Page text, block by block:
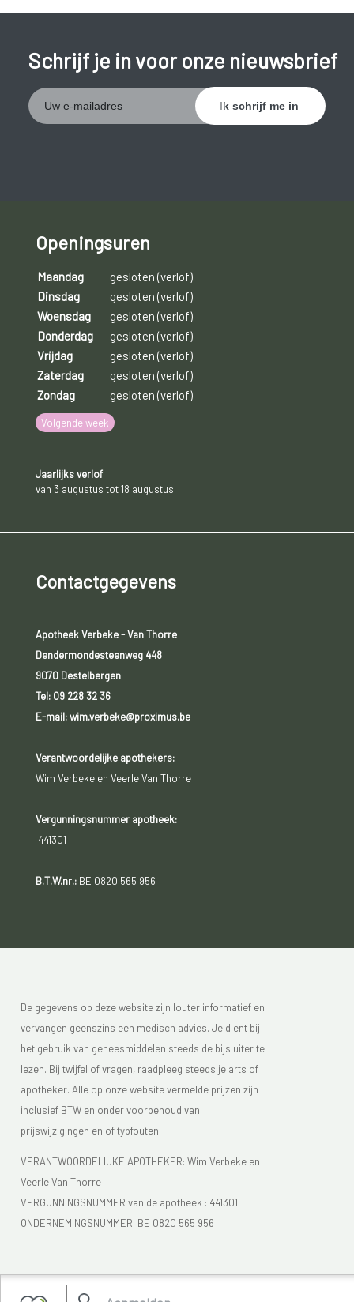
Schrijf je in voor onze nieuwsbrief
Openingsuren
Maandag
gesloten (verlof)
Dinsdag
gesloten (verlof)
Woensdag
gesloten (verlof)
Donderdag
gesloten (verlof)
Vrijdag
gesloten (verlof)
Zaterdag
gesloten (verlof)
Zondag
gesloten (verlof)
Volgende week
Jaarlijks verlof
van 3 augustus tot 18 augustus
Contactgegevens
Apotheek Verbeke - Van Thorre
Dendermondesteenweg 448
9070 Destelbergen
Tel: 09 228 32 36
E-mail: wim.verbeke@proximus.be
Verantwoordelijke apothekers:
Wim Verbeke en Veerle Van Thorre
Vergunningsnummer apotheek:
441301
B.T.W.nr.:BE 0820 565 956
De gegevens op deze website zijn louter informatief en
vervangen geenszins een medisch advies. Je dient bij
het gebruik van geneesmiddelen steeds de bijsluiter te
lezen. Bij twijfel of vragen, raadpleeg steeds je arts of
apotheker. Alle op onze website vermelde prijzen zijn
inclusief BTW en onder voorbehoud van
prijswijzigingen en of typfouten.
VERANTWOORDELIJKE APOTHEKER: Wim Verbeke en
Veerle Van Thorre
VERGUNNINGSNUMMER van de apotheek : 441301
ONDERNEMINGSNUMMER: BE 0820 565 956
Je vindt Apotheek Verbeke - Van Thorre in de FAGG lijst